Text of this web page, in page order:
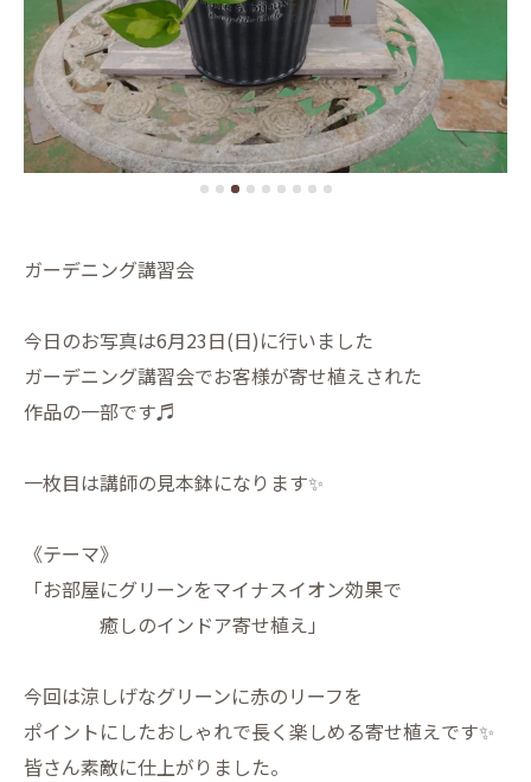
ガーデニング講習会
今日のお写真は6月23日(日)に行いました
ガーデニング講習会でお客様が寄せ植えされた
作品の一部です♬
一枚目は講師の見本鉢になります✨
《テーマ》
「お部屋にグリーンをマイナスイオン効果で
癒しのインドア寄せ植え」
今回は涼しげなグリーンに赤のリーフを
ポイントにしたおしゃれで長く楽しめる寄せ植えです✨
皆さん素敵に仕上がりました。